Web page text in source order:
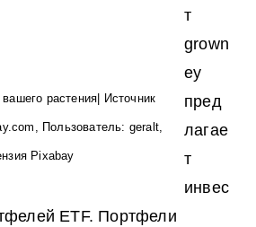
растения| Источник
Пользователь: geralt,
Pixabay
т
grown
ey
пред
лагае
т
инвес
ETF. Портфели